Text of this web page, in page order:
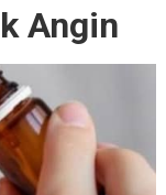
Angin